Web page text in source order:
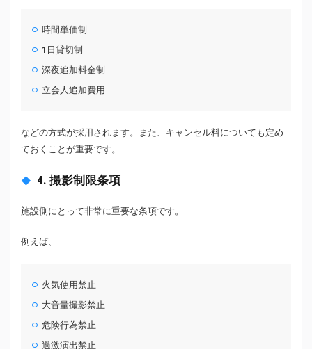
時間単価制
1日貸切制
深夜追加料金制
立会人追加費用
などの方式が採用されます。また、キャンセル料についても定め
ておくことが重要です。
4. 撮影制限条項
施設側にとって非常に重要な条項です。
例えば、
火気使用禁止
大音量撮影禁止
危険行為禁止
過激演出禁止